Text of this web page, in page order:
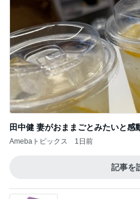
田中健 妻がおままごとみたいと感
Amebaトピックス 1日前
記事を